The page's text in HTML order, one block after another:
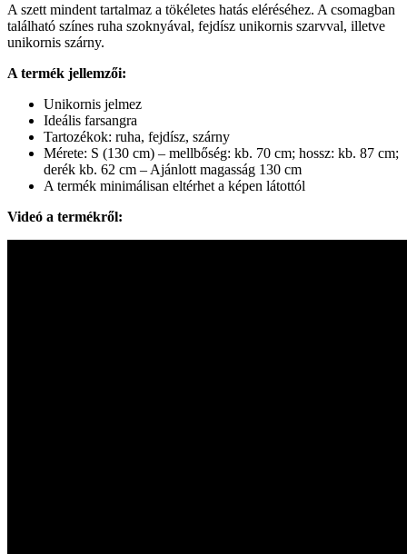
A szett mindent tartalmaz a tökéletes hatás eléréséhez. A csomagban
található színes ruha szoknyával, fejdísz unikornis szarvval, illetve
unikornis szárny.
A termék jellemzői:
Unikornis jelmez
Ideális farsangra
Tartozékok: ruha, fejdísz, szárny
Mérete: S (130 cm) – mellbőség: kb. 70 cm; hossz: kb. 87 cm;
derék kb. 62 cm – Ajánlott magasság 130 cm
A termék minimálisan eltérhet a képen látottól
Videó a termékről: